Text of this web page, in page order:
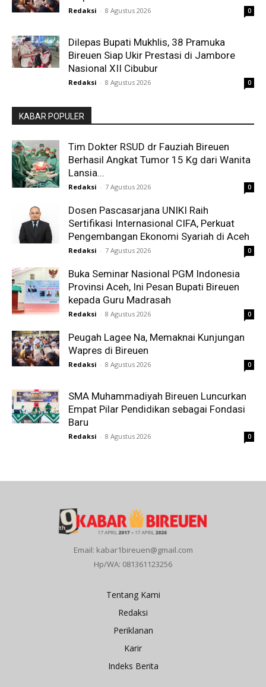
Redaksi - 8 Agustus 2026 0
Dilepas Bupati Mukhlis, 38 Pramuka
Bireuen Siap Ukir Prestasi di Jambore
Nasional XII Cibubur
Redaksi - 8 Agustus 2026 0
KABAR POPULER
Tim Dokter RSUD dr Fauziah Bireuen
Berhasil Angkat Tumor 15 Kg dari Wanita
Lansia...
Redaksi - 7 Agustus 2026 0
Dosen Pascasarjana UNIKI Raih
Sertifikasi Internasional CIFA, Perkuat
Pengembangan Ekonomi Syariah di Aceh
Redaksi - 7 Agustus 2026 0
Buka Seminar Nasional PGM Indonesia
Provinsi Aceh, Ini Pesan Bupati Bireuen
kepada Guru Madrasah
Redaksi - 8 Agustus 2026 0
Peugah Lagee Na, Memaknai Kunjungan
Wapres di Bireuen
Redaksi - 8 Agustus 2026 0
SMA Muhammadiyah Bireuen Luncurkan
Empat Pilar Pendidikan sebagai Fondasi
Baru
Redaksi - 8 Agustus 2026 0
Email: kabar1bireuen@gmail.com
Hp/WA: 081361123256
Tentang Kami
Redaksi
Periklanan
Karir
Indeks Berita